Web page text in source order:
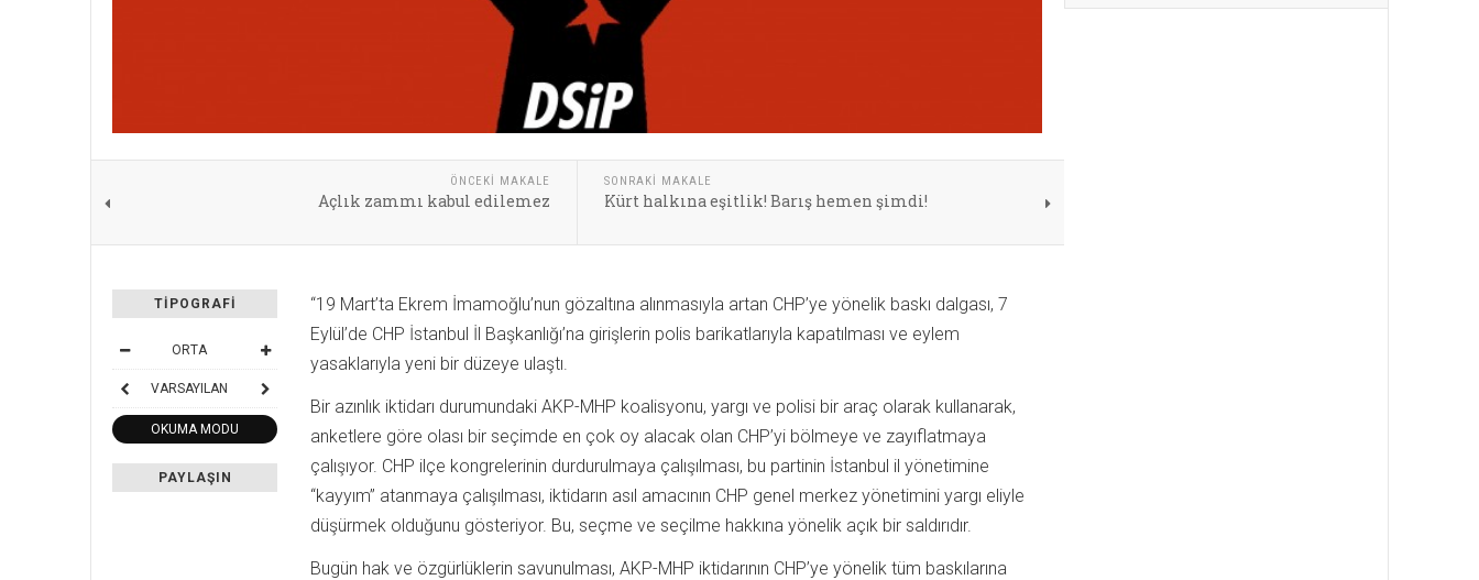
ÖNCEKI MAKALE
Açlık zammı kabul edilemez
SONRAKI MAKALE
Kürt halkına eşitlik! Barış hemen şimdi!
TIPOGRAFI
ORTA
VARSAYILAN
OKUMA MODU
PAYLAŞIN
“19 Mart’ta Ekrem İmamoğlu’nun gözaltına alınmasıyla artan CHP’ye yönelik baskı dalgası, 7
Eylül’de CHP İstanbul İl Başkanlığı’na girişlerin polis barikatlarıyla kapatılması ve eylem
yasaklarıyla yeni bir düzeye ulaştı.
Bir azınlık iktidarı durumundaki AKP-MHP koalisyonu, yargı ve polisi bir araç olarak kullanarak,
anketlere göre olası bir seçimde en çok oy alacak olan CHP’yi bölmeye ve zayıflatmaya
çalışıyor. CHP ilçe kongrelerinin durdurulmaya çalışılması, bu partinin İstanbul il yönetimine
“kayyım” atanmaya çalışılması, iktidarın asıl amacının CHP genel merkez yönetimini yargı eliyle
düşürmek olduğunu gösteriyor. Bu, seçme ve seçilme hakkına yönelik açık bir saldırıdır.
Bugün hak ve özgürlüklerin savunulması, AKP-MHP iktidarının CHP’ye yönelik tüm baskılarına